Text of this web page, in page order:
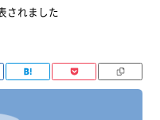
されました